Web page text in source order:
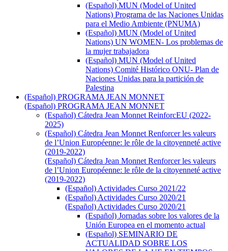
(Español) MUN (Model of United
Nations) Programa de las Naciones Unidas
para el Medio Ambiente (PNUMA)
(Español) MUN (Model of United
Nations) UN WOMEN- Los problemas de
la mujer trabajadora
(Español) MUN (Model of United
Nations) Comité Histórico ONU- Plan de
Naciones Unidas para la partición de
Palestina
(Español) PROGRAMA JEAN MONNET
(Español) PROGRAMA JEAN MONNET
(Español) Cátedra Jean Monnet ReinforcEU (2022-
2025)
(Español) Cátedra Jean Monnet Renforcer les valeurs
de l’Union Européenne: le rôle de la citoyenneté active
(2019-2022)
(Español) Cátedra Jean Monnet Renforcer les valeurs
de l’Union Européenne: le rôle de la citoyenneté active
(2019-2022)
(Español) Actividades Curso 2021/22
(Español) Actividades Curso 2020/21
(Español) Actividades Curso 2020/21
(Español) Jornadas sobre los valores de la
Unión Europea en el momento actual
(Español) SEMINARIO DE
ACTUALIDAD SOBRE LOS